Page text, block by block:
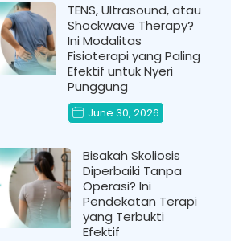
TENS, Ultrasound, atau
Shockwave Therapy?
Ini Modalitas
Fisioterapi yang Paling
Efektif untuk Nyeri
Punggung
June 30, 2026
Bisakah Skoliosis
Diperbaiki Tanpa
Operasi? Ini
Pendekatan Terapi
yang Terbukti
Efektif